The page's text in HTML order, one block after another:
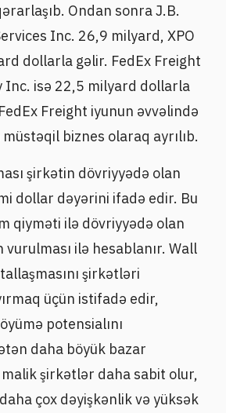
Ondan sonra J.B.
Inc. 26,9 milyard, XPO
dollarla gəlir. FedEx Freight
Inc. isə 22,5 milyard dollarla
Freight iyunun əvvəlində
biznes olaraq ayrılıb.
şirkətin dövriyyədə olan
dollar dəyərini ifadə edir. Bu
qiyməti ilə dövriyyədə olan
vurulması ilə hesablanır. Wall
şirkətləri
üçün istifadə edir,
potensialını
daha böyük bazar
şirkətlər daha sabit olur,
çox dəyişkənlik və yüksək